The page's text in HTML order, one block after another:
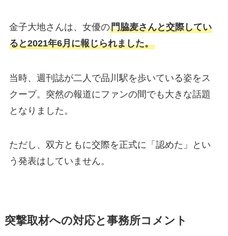
金子大地さんは、女優の門脇麦さんと交際してい
ると2021年6月に報じられました。
当時、週刊誌が二人で品川駅を歩いている姿をス
クープ。突然の報道にファンの間でも大きな話題
となりました。
ただし、双方ともに交際を正式に「認めた」とい
う発表はしていません。
突撃取材への対応と事務所コメント